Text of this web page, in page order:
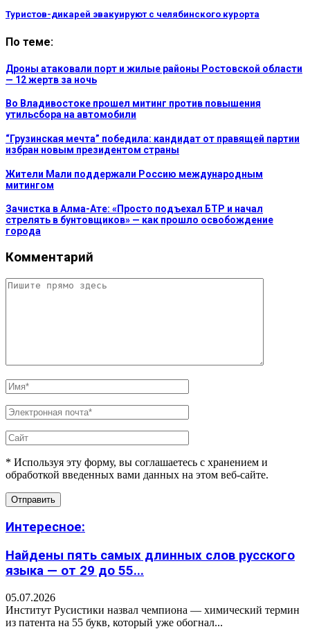
Туристов-дикарей эвакуируют с челябинского курорта
По теме:
Дроны атаковали порт и жилые районы Ростовской области
— 12 жертв за ночь
Во Владивостоке прошел митинг против повышения
утильсбора на автомобили
“Грузинская мечта” победила: кандидат от правящей партии
избран новым президентом страны
Жители Мали поддержали Россию международным
митингом
Зачистка в Алма-Ате: «Просто подъехал БТР и начал
стрелять в бунтовщиков» — как прошло освобождение
города
Комментарий
* Используя эту форму, вы соглашаетесь с хранением и
обработкой введенных вами данных на этом веб-сайте.
Интересное:
Найдены пять самых длинных слов русского
языка — от 29 до 55...
05.07.2026
Институт Русистики назвал чемпиона — химический термин
из патента на 55 букв, который уже обогнал...